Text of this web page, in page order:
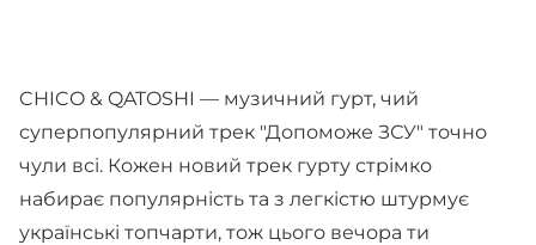
CHICO & QATOSHI — музичний гурт, чий
суперпопулярний трек "Допоможе ЗСУ" точно
чули всі. Кожен новий трек гурту стрімко
набирає популярність та з легкістю штурмує
українські топчарти, тож цього вечора ти